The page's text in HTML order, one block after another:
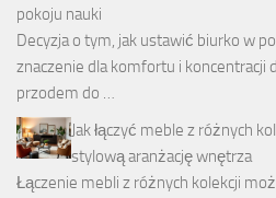
pokoju nauki
Decyzja o tym, jak ustawić biurko w
znaczenie dla komfortu i koncentracji
przodem do …
Jak łączyć meble z różnych
stylową aranżację wnętrza
Łączenie mebli z różnych kolekcji